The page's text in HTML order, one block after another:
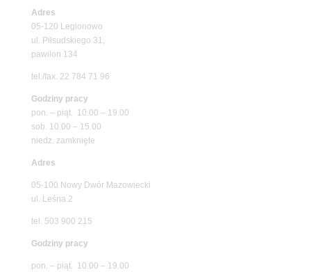
Adres
05-120 Legionowo
ul. Piłsudskiego 31,
pawilon 134
tel./fax. 22 784 71 96
Godziny pracy
pon. – piąt. 10.00 – 19.00
sob. 10.00 – 15.00
niedz. zamknięte
Adres
05-100 Nowy Dwór Mazowiecki
ul. Leśna 2
tel. 503 900 215
Godziny pracy
pon. – piąt. 10.00 – 19.00